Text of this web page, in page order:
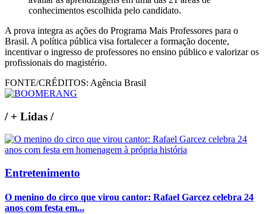
conhecimentos escolhida pelo candidato.
A prova integra as ações do Programa Mais Professores para o
Brasil. A política pública visa fortalecer a formação docente,
incentivar o ingresso de professores no ensino público e valorizar os
profissionais do magistério.
FONTE/CRÉDITOS: Agência Brasil
/+ Lidas /
Entretenimento
O menino do circo que virou cantor: Rafael Garcez celebra 24
anos com festa em...